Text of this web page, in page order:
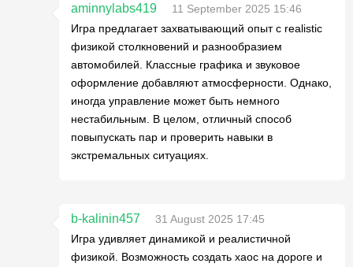
aminnylabs419
11 September 2025 15:46
Игра предлагает захватывающий опыт с realistic
физикой столкновений и разнообразием
автомобилей. Классные графика и звуковое
оформление добавляют атмосферности. Однако,
иногда управление может быть немного
нестабильным. В целом, отличный способ
повыпускать пар и проверить навыки в
экстремальных ситуациях.
b-kalinin457
31 August 2025 17:45
Игра удивляет динамикой и реалистичной
физикой. Возможность создать хаос на дороге и